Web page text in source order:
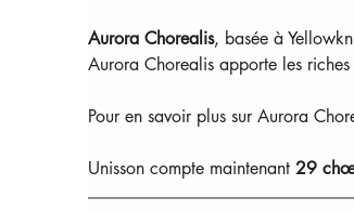
Aurora Chorealis, basée à
Aurora Chorealis apporte les
Pour en savoir plus sur Aurora
Unisson compte maintenant 29